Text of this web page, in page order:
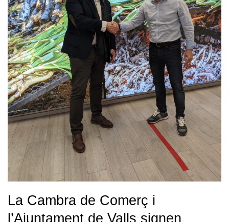
La Cambra de Comerç i
l’Ajuntament de Valls signen